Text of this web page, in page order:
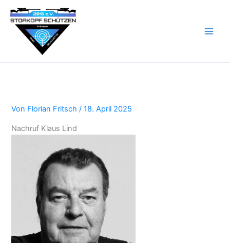
Inhalt
springen
Von Florian Fritsch/18. April 2025
Nachruf Klaus Lind